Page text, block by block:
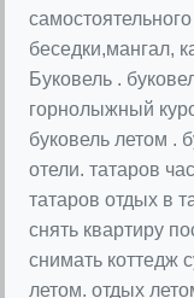
беседки,мангал,
Буковель .
горнолыжный
буковель летом .
отели. татаров
татаров отдых в
снять квартиру
снимать коттедж
летом. отдых